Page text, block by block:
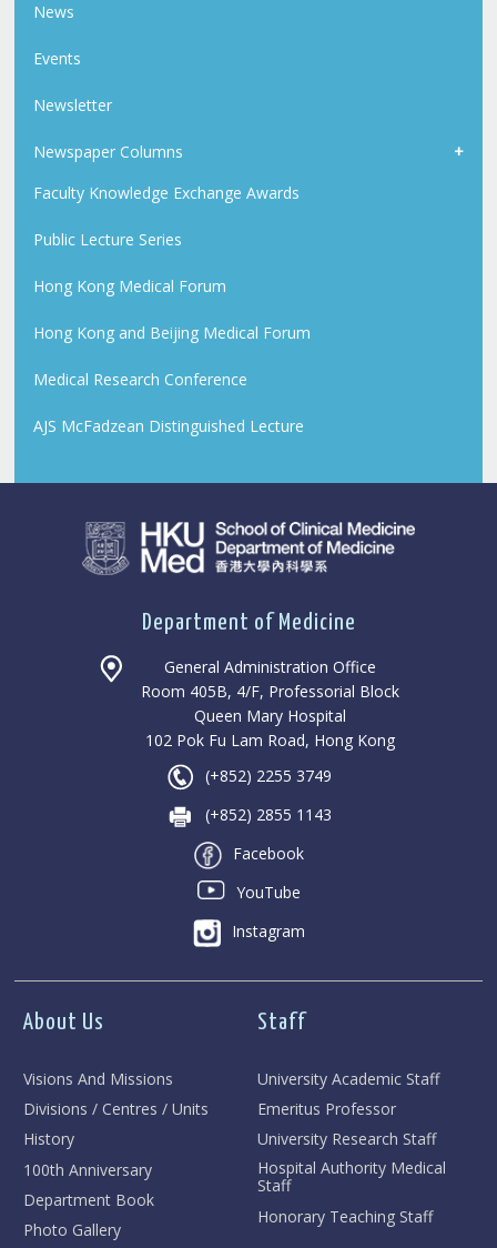
News
Events
Newsletter
Newspaper Columns
Faculty Knowledge Exchange Awards
Public Lecture Series
Hong Kong Medical Forum
Hong Kong and Beijing Medical Forum
Medical Research Conference
AJS McFadzean Distinguished Lecture
Department of Medicine
General Administration Office
Room 405B, 4/F, Professorial Block
Queen Mary Hospital
102 Pok Fu Lam Road, Hong Kong
(+852) 2255 3749
(+852) 2855 1143
Facebook
YouTube
Instagram
About Us
Visions And Missions
Divisions / Centres / Units
History
100th Anniversary
Department Book
Photo Gallery
Staff
University Academic Staff
Emeritus Professor
University Research Staff
Hospital Authority Medical
Staff
Honorary Teaching Staff